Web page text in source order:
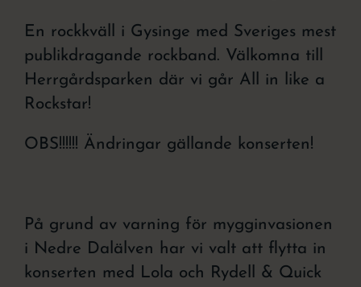
En rockkväll i Gysinge med Sveriges mest
publikdragande rockband. Välkomna till
Herrgårdsparken där vi går All in like a
Rockstar!
OBS!!!!!! Ändringar gällande konserten!
På grund av varning för mygginvasionen
i Nedre Dalälven har vi valt att flytta in
konserten med Lola och Rydell & Quick